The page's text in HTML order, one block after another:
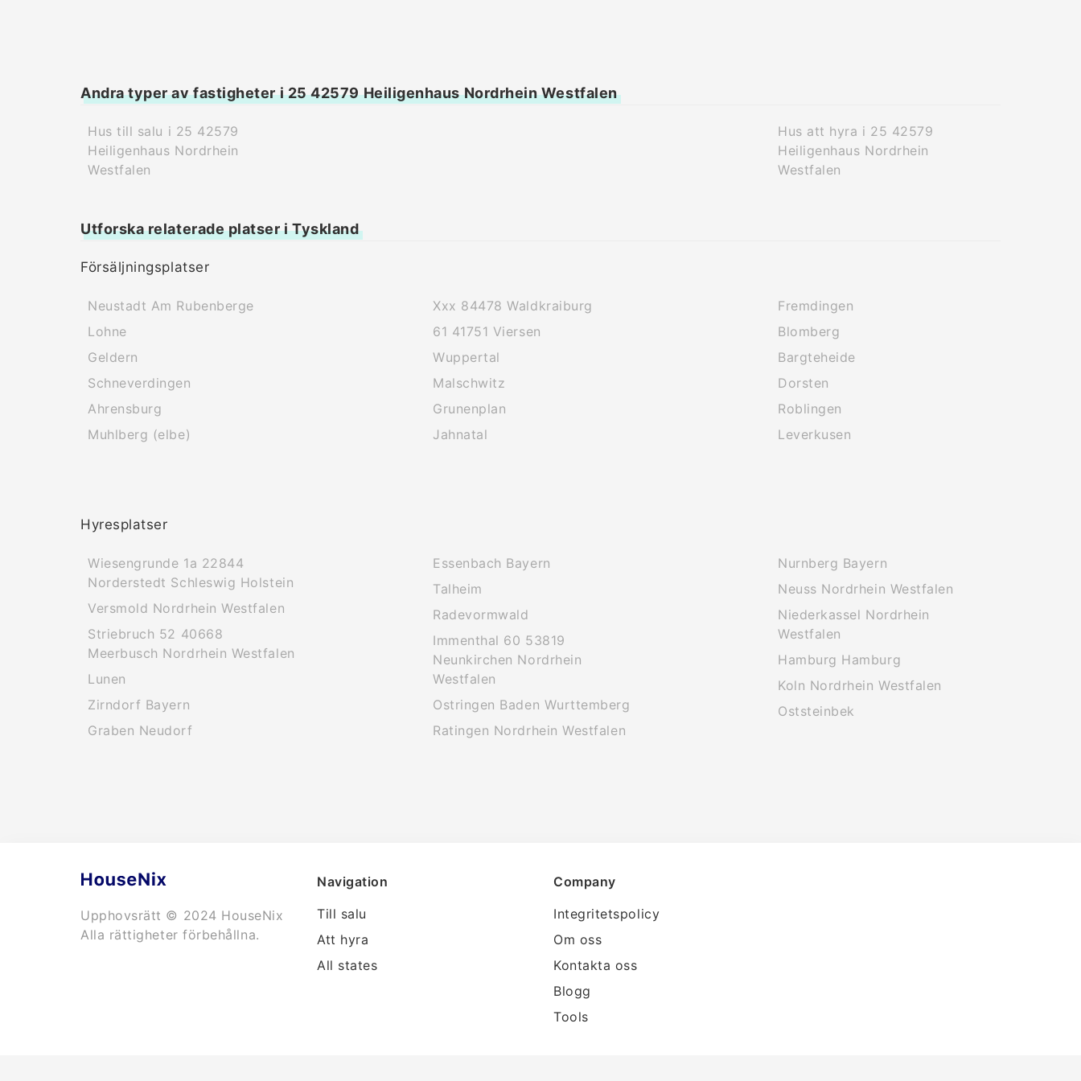
Andra typer av fastigheter i 25 42579 Heiligenhaus Nordrhein Westfalen
Hus till salu i 25 42579
Heiligenhaus Nordrhein
Westfalen
Hus att hyra i 25 42579
Heiligenhaus Nordrhein
Westfalen
Utforska relaterade platser i Tyskland
Försäljningsplatser
Neustadt Am Rubenberge
Lohne
Geldern
Schneverdingen
Ahrensburg
Muhlberg (elbe)
Xxx 84478 Waldkraiburg
61 41751 Viersen
Wuppertal
Malschwitz
Grunenplan
Jahnatal
Fremdingen
Blomberg
Bargteheide
Dorsten
Roblingen
Leverkusen
Hyresplatser
Wiesengrunde 1a 22844
Norderstedt Schleswig Holstein
Versmold Nordrhein Westfalen
Striebruch 52 40668
Meerbusch Nordrhein Westfalen
Lunen
Zirndorf Bayern
Graben Neudorf
Essenbach Bayern
Talheim
Radevormwald
Immenthal 60 53819
Neunkirchen Nordrhein
Westfalen
Ostringen Baden Wurttemberg
Ratingen Nordrhein Westfalen
Nurnberg Bayern
Neuss Nordrhein Westfalen
Niederkassel Nordrhein
Westfalen
Hamburg Hamburg
Koln Nordrhein Westfalen
Oststeinbek
Upphovsrätt © 2024 HouseNix
Alla rättigheter förbehållna.
Navigation
Till salu
Att hyra
All states
Company
Integritetspolicy
Om oss
Kontakta oss
Blogg
Tools